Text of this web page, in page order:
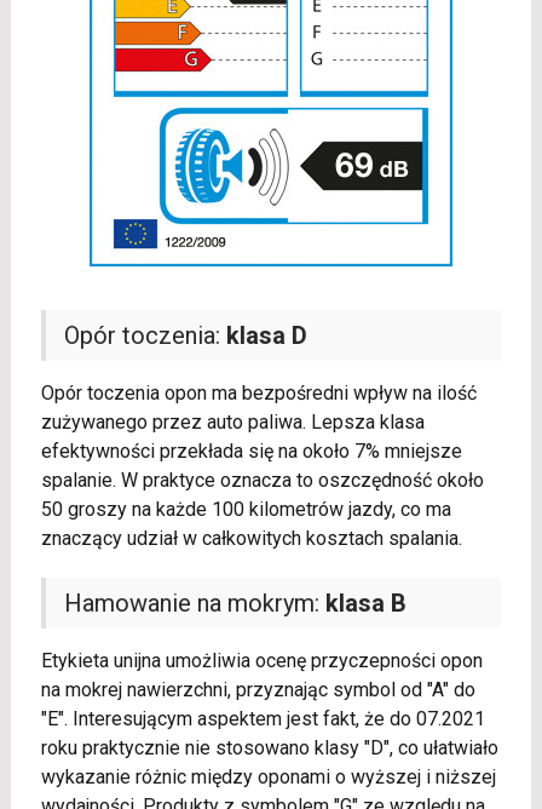
Opór toczenia: klasa D
Opór toczenia opon ma bezpośredni wpływ na ilość
zużywanego przez auto paliwa. Lepsza klasa
efektywności przekłada się na około 7% mniejsze
spalanie. W praktyce oznacza to oszczędność około
50 groszy na każde 100 kilometrów jazdy, co ma
znaczący udział w całkowitych kosztach spalania.
Hamowanie na mokrym: klasa B
Etykieta unijna umożliwia ocenę przyczepności opon
na mokrej nawierzchni, przyznając symbol od "A" do
"E". Interesującym aspektem jest fakt, że do 07.2021
roku praktycznie nie stosowano klasy "D", co ułatwiało
wykazanie różnic między oponami o wyższej i niższej